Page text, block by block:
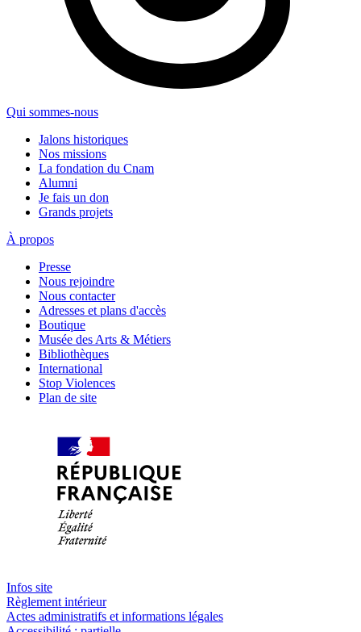
Qui sommes-nous
Jalons historiques
Nos missions
La fondation du Cnam
Alumni
Je fais un don
Grands projets
À propos
Presse
Nous rejoindre
Nous contacter
Adresses et plans d'accès
Boutique
Musée des Arts & Métiers
Bibliothèques
International
Stop Violences
Plan de site
Infos site
Règlement intérieur
Actes administratifs et informations légales